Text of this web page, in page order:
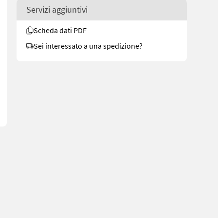
en.landbrukssalg.no/7866 for more images Specifications
Servizi aggiuntivi
Scheda dati PDF
Sei interessato a una spedizione?